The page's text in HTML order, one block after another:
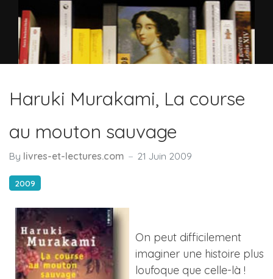
Haruki Murakami, La course
au mouton sauvage
By livres-et-lectures.com 21 Juin 2009
2009
On peut difficilement
imaginer une histoire plus
loufoque que celle-là !